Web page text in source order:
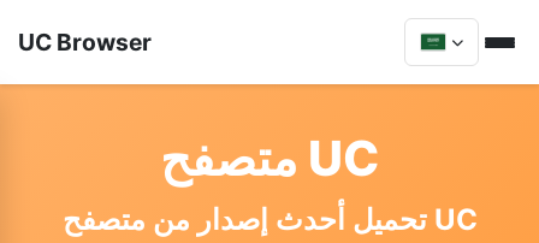
UC Browser
متصفح UC
تحميل أحدث إصدار من متصفح UC